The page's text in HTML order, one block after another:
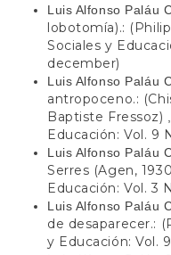
Luis Alfonso Paláu
lobotomía).:
Sociales y
december)
Luis Alfonso Paláu
antropoceno.:
Baptiste Fressoz)
Educación: Vol. 9
Luis Alfonso Paláu
Serres (Agen,
Educación: Vol. 3
Luis Alfonso Paláu
de desaparecer.:
y Educación: Vol.